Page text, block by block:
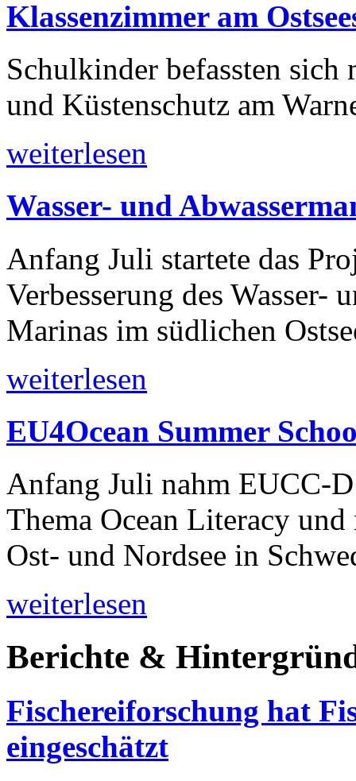
Klassenzimmer am
Schulkinder befassten
und Küstenschutz am
weiterlesen
Wasser- und
Anfang Juli startete das
Verbesserung des Wasser-
Marinas im südlichen
weiterlesen
EU4Ocean Summer
Anfang Juli nahm EUCC-
Thema Ocean Literacy
Ost- und Nordsee in
weiterlesen
Berichte &
Fischereiforschung hat
eingeschätzt